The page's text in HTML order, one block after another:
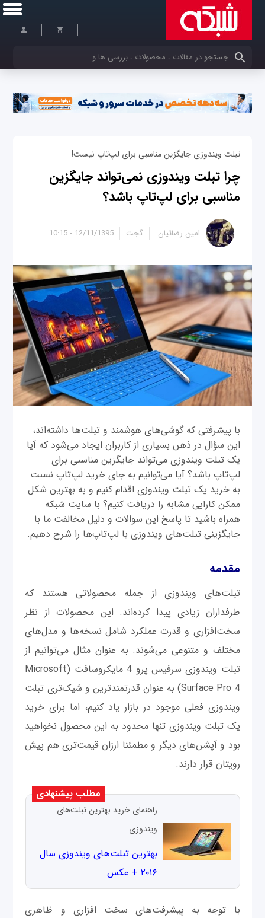
کلمات کلیدی خود را وارد کنید
تبلت ویندوزی جایگزین مناسبی برای لپ‌تاپ نیست!
چرا تبلت ویندوزی نمی‌تواند جایگزین
مناسبی برای لپ‌تاپ باشد؟
12/11/1395 - 10:15 امین رضائیان گجت
با پیشرفتی که گوشی‌های هوشمند و تبلت‌ها داشته‌اند،
این سؤال در ذهن بسیاری از کاربران ایجاد می‌شود که آیا
یک تبلت ویندوزی می‌تواند جایگزین مناسبی برای
لپ‌تاپ باشد؟ آیا می‌توانیم به جای خرید لپ‌تاپ نسبت
به خرید یک تبلت ویندوزی اقدام کنیم و به بهترین شکل
ممکن کارایی مشابه را دریافت کنیم؟ با سایت شبکه
همراه باشید تا پاسخ این سوالات و دلیل مخالفت ما با
جایگزینی تبلت‌های ویندوزی با لپ‌تاپ‌ها را شرح دهیم.
مقدمه
تبلت‌های ویندوزی از جمله محصولاتی هستند که
طرفداران زیادی پیدا کرده‌اند. این محصولات از نظر
سخت‌افزاری و قدرت عملکرد شامل نسخه‌ها و مدل‌های
مختلف و متنوعی می‌شوند. به عنوان مثال می‌توانیم از
تبلت ویندوزی سرفیس پرو 4 مایکروسافت (Microsoft
Surface Pro 4) به عنوان قدرتمندترین و شیک‌تری تبلت
ویندوزی فعلی موجود در بازار یاد کنیم، اما برای خرید
یک تبلت ویندوزی تنها محدود به این محصول نخواهید
بود و آپشن‌های دیگر و مطمئنا ارزان قیمت‌تری هم پیش
رویتان قرار دارند.
مطلب پیشنهادی
راهنمای خرید بهترین تبلت‌های
ویندوزی
بهترین تبلت‌های ویندوزی سال
۲۰۱۶ + عکس
با توجه به پیشرفت‌های سخت افزاری و ظاهری